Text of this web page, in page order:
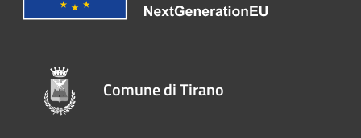
Comune di Tirano